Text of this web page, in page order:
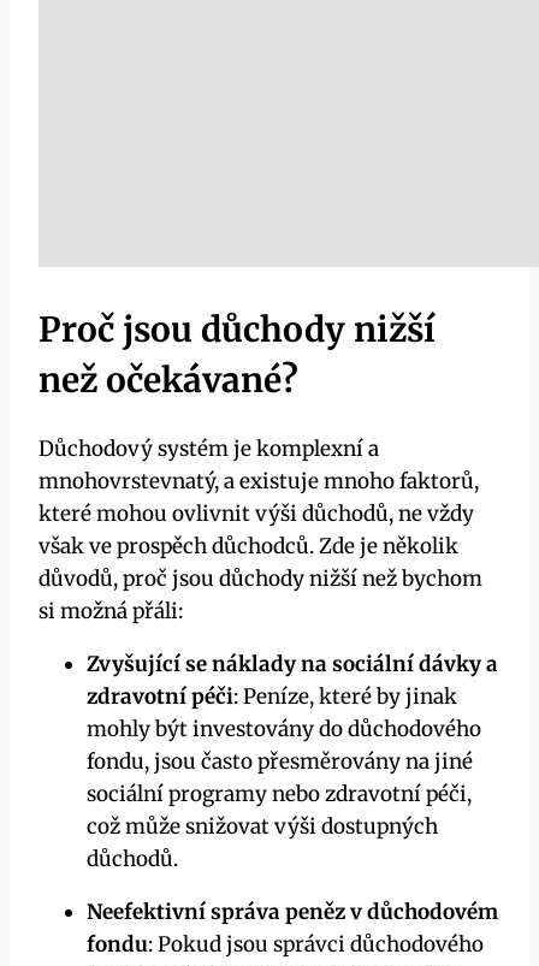
Proč jsou důchody nižší
než očekávané?
Důchodový systém je komplexní a
mnohovrstevnatý, a existuje mnoho faktorů,
které mohou ovlivnit výši důchodů, ne vždy
však ve prospěch důchodců. Zde je několik
důvodů, proč jsou důchody nižší než bychom
si možná přáli:
Zvyšující se náklady na sociální dávky a
zdravotní péči: Peníze, které by jinak
mohly být investovány do důchodového
fondu, jsou často přesměrovány na jiné
sociální programy nebo zdravotní péči,
což může snižovat výši dostupných
důchodů.
Neefektivní správa peněz v důchodovém
fondu: Pokud jsou správci důchodového